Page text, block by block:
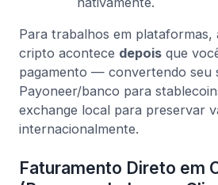
Para trabalhos em plataformas,
cripto acontece depois que
pagamento — convertendo seu
Payoneer/banco para
exchange local para preservar
internacionalmente.
Faturamento Direto em